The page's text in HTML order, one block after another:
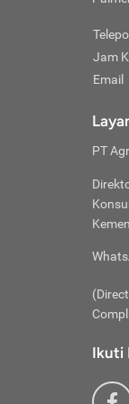
Jam
Email
PT
Ikuti